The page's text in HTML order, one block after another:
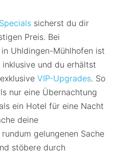
Specials sicherst du dir
Preis. Bei
Uhldingen-Mühlhofen ist
und du erhältst
VIP-Upgrades. So
nur eine Übernachtung
ein Hotel für eine Nacht
deine
gelungenen Sache
stöbere durch